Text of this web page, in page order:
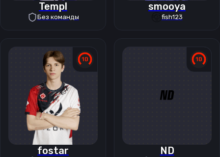
Templ
Без команды
smooya
fish123
fostar ND